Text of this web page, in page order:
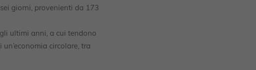
giorni, provenienti da 173
ultimi anni, a cui tendono
circolare, tra